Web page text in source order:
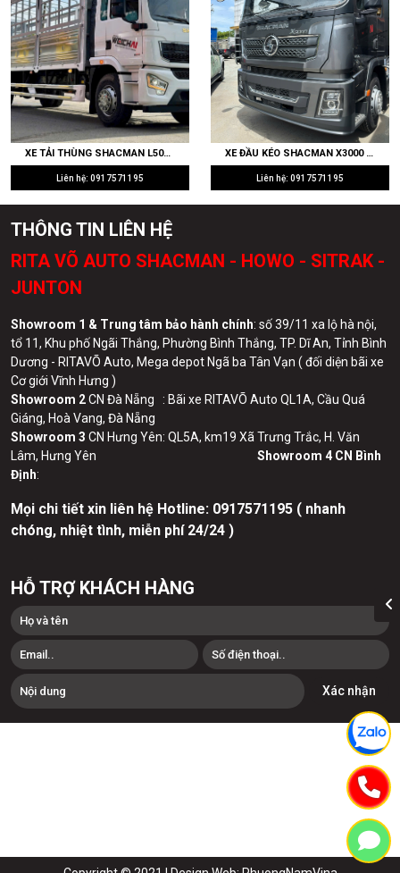
XE TẢI THÙNG SHACMAN L5000 GOLD 220HP CẦU LÁP 4.111 THÙNG DÀI 9M9
Liên hệ: 0917571195
XE ĐẦU KÉO SHACMAN X3000 MÁY WEICHAI WP10.5H 460HP LÁP 2026 SIÊU TIẾT KIỆM DẦU GIÁ ƯU ĐÃI
Liên hệ: 0917571195
THÔNG TIN LIÊN HỆ
RITA VÕ AUTO SHACMAN - HOWO - SITRAK -
JUNTON
Showroom 1 & Trung tâm bảo hành chính: số 39/11 xa lộ hà nội,
tổ 11, Khu phố Ngãi Thắng, Phường Bình Thắng, TP. Dĩ An, Tỉnh Bình
Dương - RITAVÕ Auto, Mega depot Ngã ba Tân Vạn ( đối diện bãi xe
Cơ giới Vĩnh Hưng )
Showroom 2CN Đà Nẵng : Bãi xe RITAVÕ Auto QL1A, Cầu Quá
Giáng, Hoà Vang, Đà Nẵng
Showroom 3 CN Hưng Yên: QL5A, km19 Xã Trưng Trắc, H. Văn
Lâm, Hưng Yên Showroom 4 CN Bình
Định:
Mọi chi tiết xin liên hệ Hotline: 0917571195 ( nhanh
chóng, nhiệt tình, miễn phí 24/24 )
HỖ TRỢ KHÁCH HÀNG
Xác nhận